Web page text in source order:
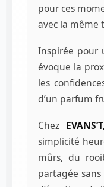
pour ces
avec la même
Inspirée pour
évoque la
les
d’un parfum
Chez
simplicité
mûrs, du
partagée